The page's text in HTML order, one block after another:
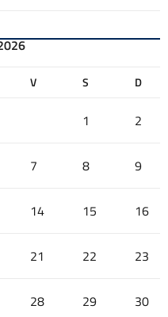
V S D
1 2
7 8 9
14 15 16
21 22 23
28 29 30